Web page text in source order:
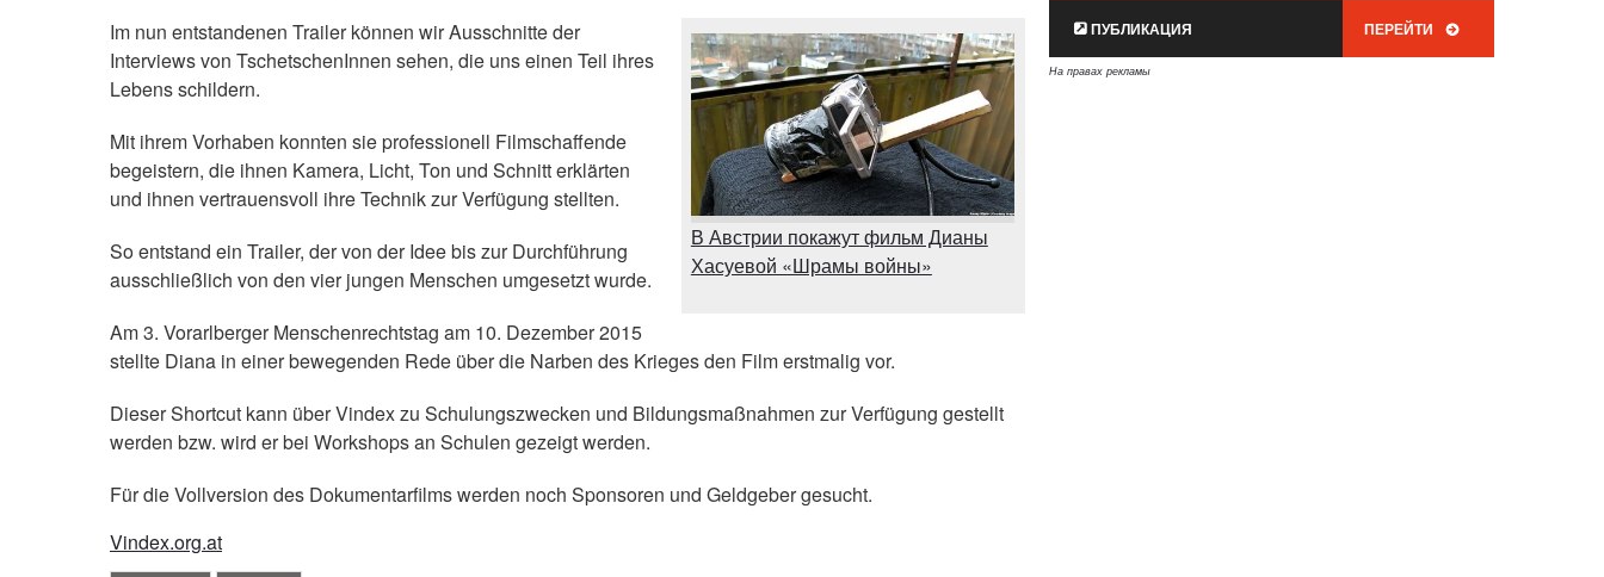
В Австрии покажут фильм Дианы
Хасуевой «Шрамы войны»
Im nun entstandenen Trailer können wir Ausschnitte der
Interviews von TschetschenInnen sehen, die uns einen Teil ihres
Lebens schildern.
Mit ihrem Vorhaben konnten sie professionell Filmschaffende
begeistern, die ihnen Kamera, Licht, Ton und Schnitt erklärten
und ihnen vertrauensvoll ihre Technik zur Verfügung stellten.
So entstand ein Trailer, der von der Idee bis zur Durchführung
ausschließlich von den vier jungen Menschen umgesetzt wurde.
Am 3. Vorarlberger Menschenrechtstag am 10. Dezember 2015
stellte Diana in einer bewegenden Rede über die Narben des Krieges den Film erstmalig vor.
Dieser Shortcut kann über Vindex zu Schulungszwecken und Bildungsmaßnahmen zur Verfügung gestellt
werden bzw. wird er bei Workshops an Schulen gezeigt werden.
Für die Vollversion des Dokumentarfilms werden noch Sponsoren und Geldgeber gesucht.
Vindex.org.at
ПУБЛИКАЦИЯ ПЕРЕЙТИ
На правах рекламы